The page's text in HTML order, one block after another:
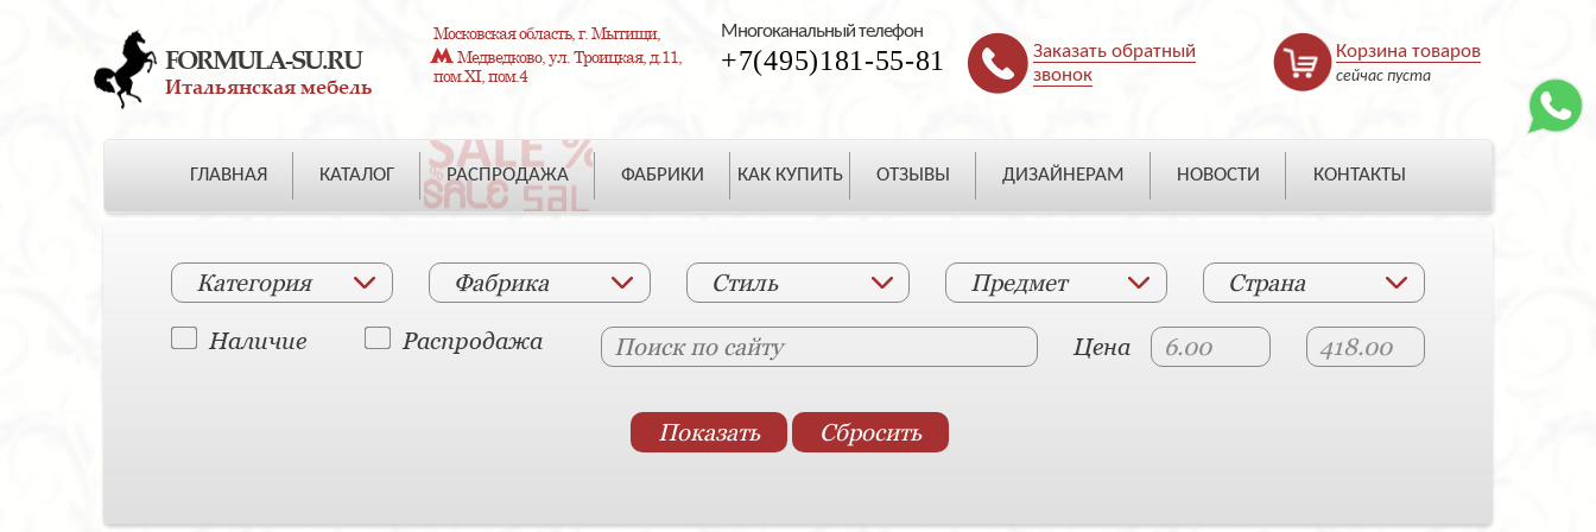
FORMULA-SU.RU
Итальянская мебель
Московская область, г. Мытищи,
Медведково, ул. Троицкая, д.11,
пом.XI, пом.4
Многоканальный телефон
+7(495)181-55-81
Заказать обратный
звонок
Корзина товаров
сейчас пуста
ГЛАВНАЯ КАТАЛОГ РАСПРОДАЖА ФАБРИКИ КАК КУПИТЬ ОТЗЫВЫ ДИЗАЙНЕРАМ НОВОСТИ КОНТАКТЫ
Категория Фабрика Стиль Предмет Страна
Наличие Распродажа Цена